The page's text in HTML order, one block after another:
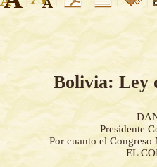
Bolivia: Ley
Presidente
Por cuanto el
EL